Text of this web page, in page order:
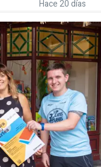
Hace 20 días